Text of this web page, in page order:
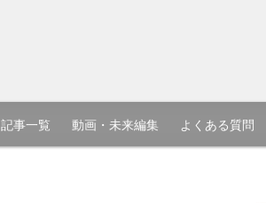
記事一覧 動画・未来編集 よくある質問